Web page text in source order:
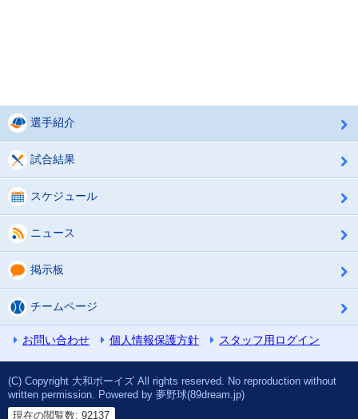
選手紹介
試合結果
スケジュール
ニュース
掲示板
チームページ
お問い合わせ 個人情報保護方針 スタッフ用ログイン
(C) Copyright 大和ボーイズ All rights reserved. No reproduction without
written permission. Powered by 夢野球(89dream.jp)
現在の閲覧数: 92137